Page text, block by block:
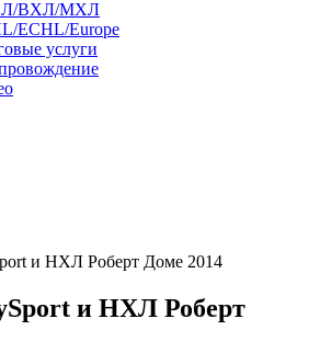
ВХЛ/МХЛ
ECHL/Europe
услуги
и НХЛ Роберт Доме 2014
и НХЛ Роберт